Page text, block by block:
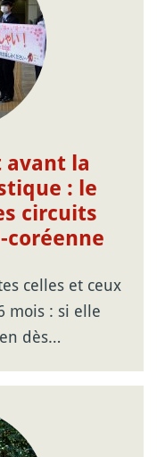
avant la
: le
circuits
coréenne
celles et ceux
mois : si elle
dès…